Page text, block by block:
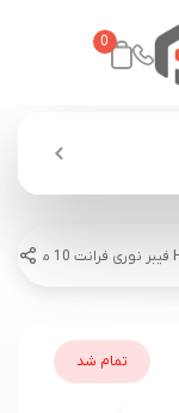
0
تمام شد